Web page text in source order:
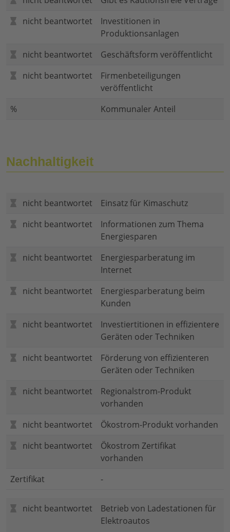
nicht beantwortet
Investitionen in
Produktionsanlagen
nicht beantwortet
Geschäftsform veröffentlicht
nicht beantwortet
Firmenbeteiligungen
veröffentlicht
%
Kommunaler Anteil
Nachhaltigkeit
nicht beantwortet
Einsatz für Kimaschutz
nicht beantwortet
Informationen zum Thema
Energiesparen
nicht beantwortet
Energiesparberatung im
Internet
nicht beantwortet
Energiesparberatung beim
Kunden
nicht beantwortet
Investiertitionen in effizientere
Geräten oder Techniken
nicht beantwortet
Förderung von effizienteren
Geräten oder Techniken
nicht beantwortet
Regionalstrom-Produkt
vorhanden
nicht beantwortet
Ökostrom-Produkt vorhanden
nicht beantwortet
Ökostrom Zertifikat
vorhanden
Zertifikat
-
nicht beantwortet
Betrieb von Ladestationen für
Elektroautos